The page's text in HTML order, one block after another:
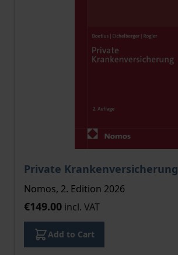
Private Krankenversicherung
Nomos, 2. Edition 2026
€149.00 incl. VAT
Add to Cart